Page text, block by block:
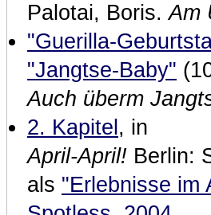
Palotai, Boris.Am
"Guerilla-
"Jangtse-Baby"
Auch überm
2. Kapitel , in
April-April! Berlin:
als "Erlebnisse im